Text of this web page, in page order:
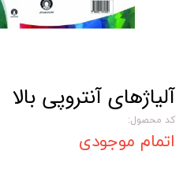
آلیاژهای آنتروپی بالا
کد محصول:
اتمام موجودی